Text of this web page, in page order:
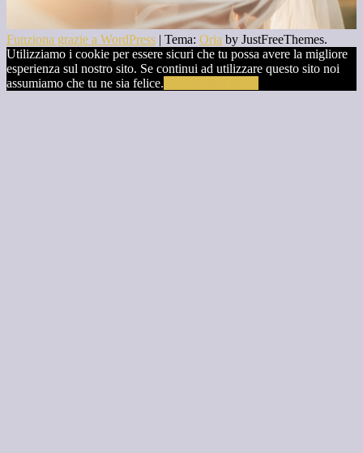
Funziona grazie a WordPress | Tema: Oria by JustFreeThemes.
Utilizziamo i cookie per essere sicuri che tu possa avere la migliore
esperienza sul nostro sito. Se continui ad utilizzare questo sito noi
assumiamo che tu ne sia felice.